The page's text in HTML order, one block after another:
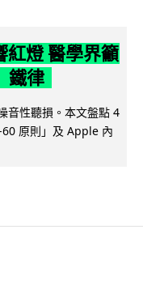
燈 醫學界籲
鐵律
音性聽損。本文盤點 4
原則」及 Apple 內